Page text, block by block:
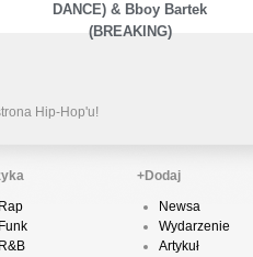
DANCE) & Bboy Bartek
(BREAKING)
Hip-Hop'u!
Rap
Funk
R&B
+Dodaj
Newsa
Wydarzenie
Artykuł